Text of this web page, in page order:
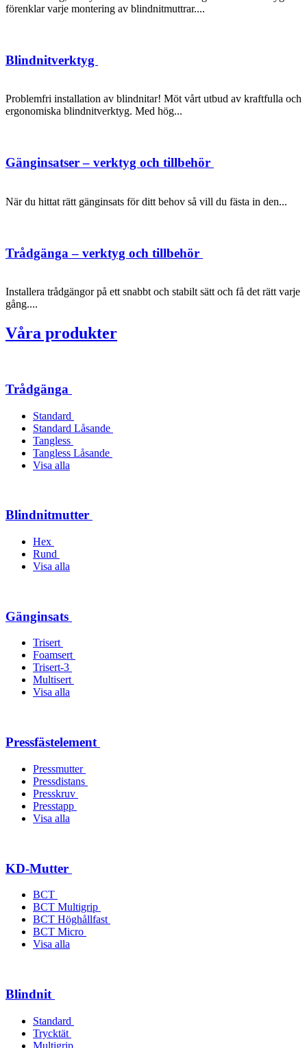
förenklar varje montering av blindnitmuttrar....
Blindnitverktyg
Problemfri installation av blindnitar! Möt vårt utbud av kraftfulla och
ergonomiska blindnitverktyg. Med hög...
Gänginsatser – verktyg och tillbehör
När du hittat rätt gänginsats för ditt behov så vill du fästa in den...
Trådgänga – verktyg och tillbehör
Installera trådgängor på ett snabbt och stabilt sätt och få det rätt varje
gång....
Våra produkter
Trådgänga
Standard
Standard Låsande
Tangless
Tangless Låsande
Visa alla
Blindnitmutter
Hex
Rund
Visa alla
Gänginsats
Trisert
Foamsert
Trisert-3
Multisert
Visa alla
Pressfästelement
Pressmutter
Pressdistans
Presskruv
Presstapp
Visa alla
KD-Mutter
BCT
BCT Multigrip
BCT Höghållfast
BCT Micro
Visa alla
Blindnit
Standard
Trycktät
Multigrip